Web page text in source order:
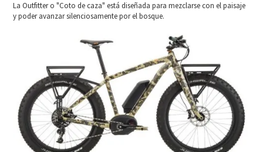
La Outfitter o "Coto de caza" está diseñada para mezclarse con el paisaje
y poder avanzar silenciosamente por el bosque.